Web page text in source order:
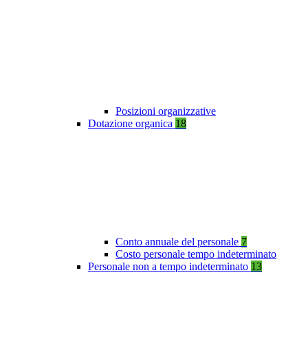
Posizioni organizzative
Dotazione organica 18
Conto annuale del personale 7
Costo personale tempo indeterminato
Personale non a tempo indeterminato 13